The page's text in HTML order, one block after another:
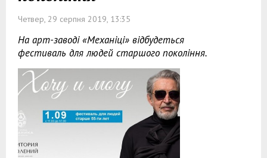
Четвер, 29 серпня 2019, 13:35
На арт-заводі «Механіці» відбудеться
фестиваль для людей старшого покоління.